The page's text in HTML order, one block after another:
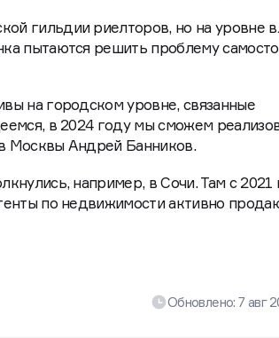
гильдии риелторов, но на уровне
пытаются решить проблему
на городском уровне, связанные
в 2024 году мы сможем
Москвы Андрей Банников.
например, в Сочи. Там с 2021
по недвижимости активно
Обновлено:7 авг